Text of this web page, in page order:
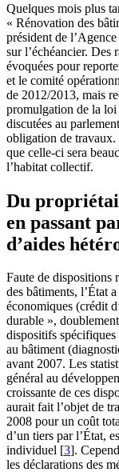
Quelques mois plus
« Rénovation des
président de
sur l’échéancier. Des
évoquées pour
et le comité
de 2012/2013, mais
promulgation de la
discutées au
obligation de travaux.
que celle-ci sera
l’habitat collectif.
Du
en passant
d’aides
Faute de dispositions
des bâtiments, l’État
économiques (crédit
durable »,
dispositifs spécifiques
au bâtiment
avant 2007. Les
général au
croissante de ces
aurait fait l’objet de
2008 pour un coût
d’un tiers par l’État,
individuel [3].
les déclarations des